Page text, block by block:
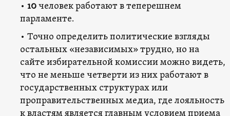
• 10человек работают в теперешнем
парламенте.
• Точно определить политические взгляды
остальных «независимых» трудно, но на
сайте избирательной комиссии можно видеть,
что не меньше четверти из них работают в
государственных структурах или
проправительственных медиа, где лояльность